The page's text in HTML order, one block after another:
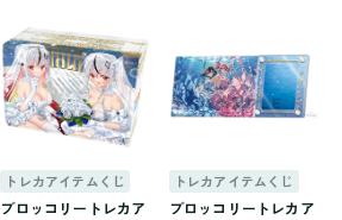
トレカアイテムくじ
ブロッコリートレカア
トレカアイテムくじ
ブロッコリートレカア